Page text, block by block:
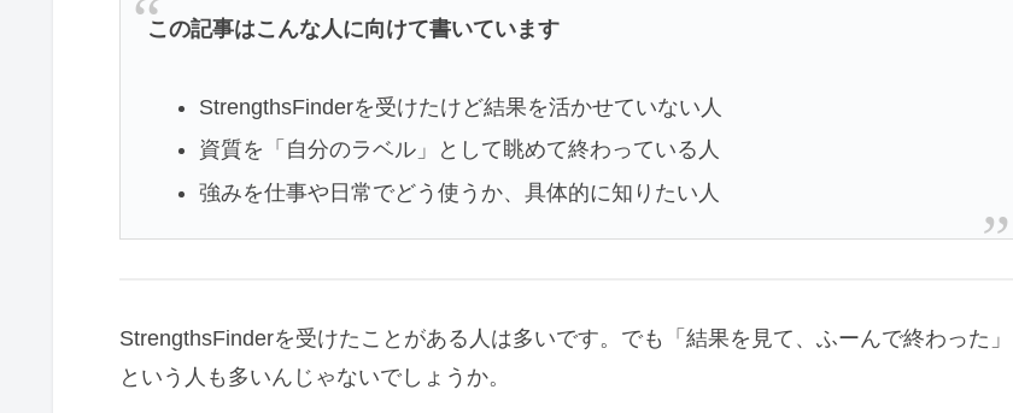
この記事はこんな人に向けて書いています
StrengthsFinderを受けたけど結果を活かせていない人
資質を「自分のラベル」として眺めて終わっている人
強みを仕事や日常でどう使うか、具体的に知りたい人
StrengthsFinderを受けたことがある人は多いです。でも「結果を見て、ふーんで終わった」
という人も多いんじゃないでしょうか。